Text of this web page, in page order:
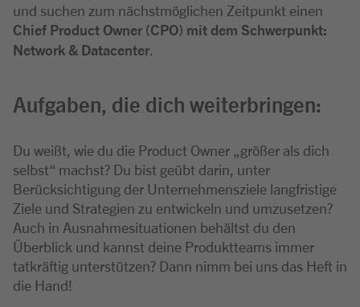
und suchen zum nächstmöglichen Zeitpunkt einen
Chief Product Owner (CPO) mit dem Schwerpunkt:
Network & Datacenter
Aufgaben, die dich weiterbringen:
Du weißt, wie du die Product Owner „größer als dich
selbst“ machst? Du bist geübt darin, unter
Berücksichtigung der Unternehmensziele langfristige
Ziele und Strategien zu entwickeln und umzusetzen?
Auch in Ausnahmesituationen behältst du den
Überblick und kannst deine Produktteams immer
tatkräftig unterstützen? Dann nimm bei uns das Heft in
die Hand!